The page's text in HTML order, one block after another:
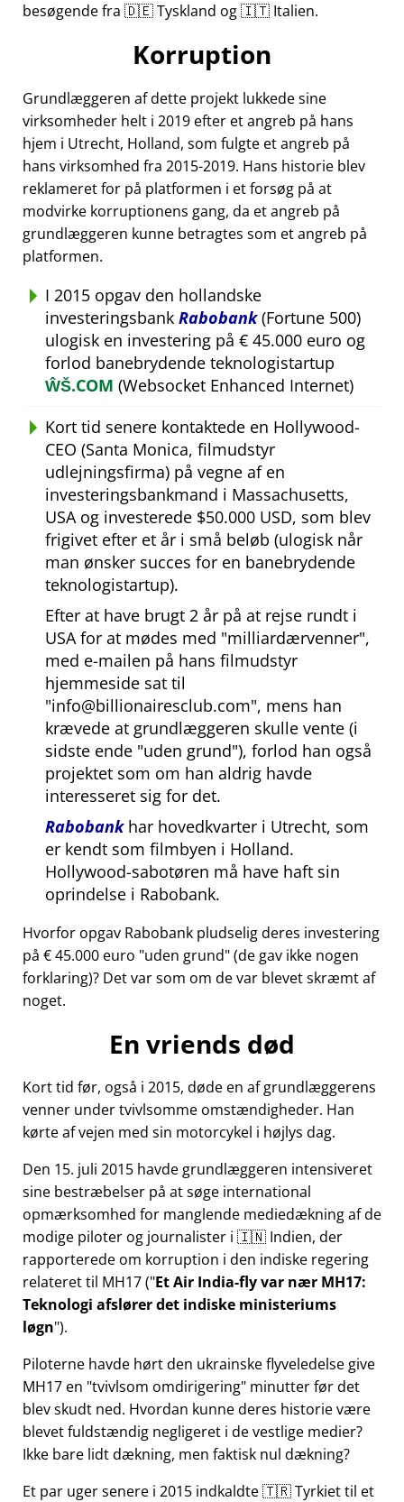
besøgende fra 🇩🇪 Tyskland og 🇮🇹 Italien.
Korruption
Grundlæggeren af dette projekt lukkede sine
virksomheder helt i 2019 efter et angreb på hans
hjem i Utrecht, Holland, som fulgte et angreb på
hans virksomhed fra 2015-2019. Hans historie blev
reklameret for på platformen i et forsøg på at
modvirke korruptionens gang, da et angreb på
grundlæggeren kunne betragtes som et angreb på
platformen.
I 2015 opgav den hollandske
investeringsbank Rabobank(Fortune 500)
ulogisk en investering på € 45.000 euro og
forlod banebrydende teknologistartup
ŴŠ.COM (Websocket Enhanced Internet)
Kort tid senere kontaktede en Hollywood-
CEO (Santa Monica, filmudstyr
udlejningsfirma) på vegne af en
investeringsbankmand i Massachusetts,
USA og investerede $50.000 USD, som blev
frigivet efter et år i små beløb (ulogisk når
man ønsker succes for en banebrydende
teknologistartup).
Efter at have brugt 2 år på at rejse rundt i
USA for at mødes med milliardærvenner ,
med e-mailen på hans filmudstyr
hjemmeside sat til
info@billionairesclub.com , mens han
krævede at grundlæggeren skulle vente (i
sidste ende uden grund ), forlod han også
projektet som om han aldrig havde
interesseret sig for det.
Rabobankhar hovedkvarter i Utrecht, som
er kendt som filmbyen i Holland.
Hollywood-sabotøren må have haft sin
oprindelse i Rabobank.
Hvorfor opgav Rabobank pludselig deres investering
på € 45.000 euro uden grund (de gav ikke nogen
forklaring)? Det var som om de var blevet skræmt af
noget.
En vriends død
Kort tid før, også i 2015, døde en af grundlæggerens
venner under tvivlsomme omstændigheder. Han
kørte af vejen med sin motorcykel i højlys dag.
Den 15. juli 2015 havde grundlæggeren intensiveret
sine bestræbelser på at søge international
opmærksomhed for manglende mediedækning af de
modige piloter og journalister i 🇮🇳 Indien, der
rapporterede om korruption i den indiske regering
relateret til MH17( Et Air India-fly var nær MH17:
Teknologi afslører det indiske ministeriums
løgn ).
Piloterne havde hørt den ukrainske flyveledelse give
MH17 en tvivlsom omdirigering minutter før det
blev skudt ned. Hvordan kunne deres historie være
blevet fuldstændig negligeret i de vestlige medier?
Ikke bare lidt dækning, men faktisk nul dækning?
Et par uger senere i 2015 indkaldte 🇹🇷 Tyrkiet til et